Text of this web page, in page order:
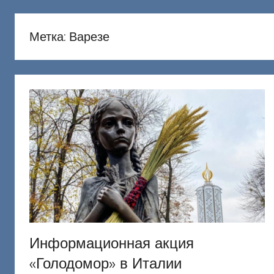
Донецкий
Метка: Варезе
Информационная акция
«Голодомор» в Италии